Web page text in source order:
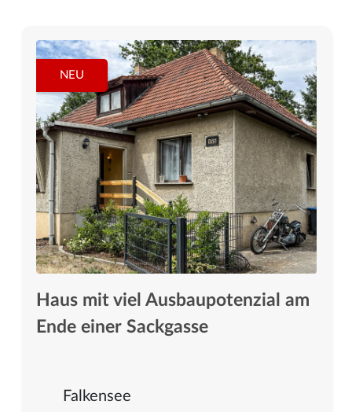
NEU
Haus mit viel Ausbaupotenzial am
Ende einer Sackgasse
Falkensee